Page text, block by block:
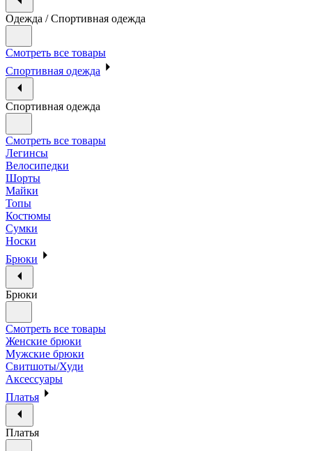
Одежда / Спортивная одежда
Смотреть все товары
Спортивная одежда
Спортивная одежда
Смотреть все товары
Легинсы
Велосипедки
Шорты
Майки
Топы
Костюмы
Сумки
Носки
Брюки
Брюки
Смотреть все товары
Женские брюки
Мужские брюки
Свитшоты/Худи
Аксессуары
Платья
Платья